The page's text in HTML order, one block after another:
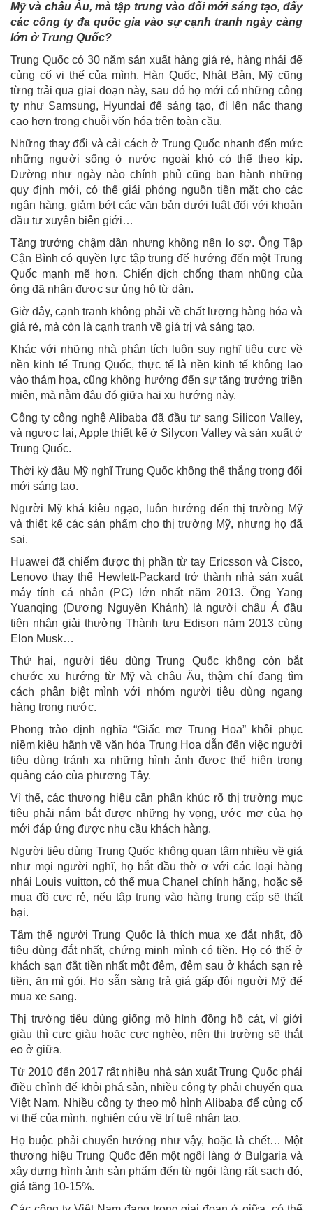
Mỹ và châu Âu, mà tập trung vào đổi mới sáng tạo, đẩy
các công ty đa quốc gia vào sự cạnh tranh ngày càng
lớn ở Trung Quốc?
Trung Quốc có 30 năm sản xuất hàng giá rẻ, hàng nhái để
củng cố vị thế của mình. Hàn Quốc, Nhật Bản, Mỹ cũng
từng trải qua giai đoạn này, sau đó họ mới có những công
ty như Samsung, Hyundai để sáng tạo, đi lên nấc thang
cao hơn trong chuỗi vốn hóa trên toàn cầu.
Những thay đổi và cải cách ở Trung Quốc nhanh đến mức
những người sống ở nước ngoài khó có thể theo kịp.
Dường như ngày nào chính phủ cũng ban hành những
quy định mới, có thể giải phóng nguồn tiền mặt cho các
ngân hàng, giảm bớt các văn bản dưới luật đối với khoản
đầu tư xuyên biên giới…
Tăng trưởng chậm dần nhưng không nên lo sợ. Ông Tập
Cận Bình có quyền lực tập trung để hướng đến một Trung
Quốc mạnh mẽ hơn. Chiến dịch chống tham nhũng của
ông đã nhận được sự ủng hộ từ dân.
Giờ đây, cạnh tranh không phải về chất lượng hàng hóa và
giá rẻ, mà còn là cạnh tranh về giá trị và sáng tạo.
Khác với những nhà phân tích luôn suy nghĩ tiêu cực về
nền kinh tế Trung Quốc, thực tế là nền kinh tế không lao
vào thảm họa, cũng không hướng đến sự tăng trưởng triền
miên, mà nằm đâu đó giữa hai xu hướng này.
Công ty công nghệ Alibaba đã đầu tư sang Silicon Valley,
và ngược lại, Apple thiết kế ở Silycon Valley và sản xuất ở
Trung Quốc.
Thời kỳ đầu Mỹ nghĩ Trung Quốc không thể thắng trong đổi
mới sáng tạo.
Người Mỹ khá kiêu ngạo, luôn hướng đến thị trường Mỹ
và thiết kế các sản phẩm cho thị trường Mỹ, nhưng họ đã
sai.
Huawei đã chiếm được thị phần từ tay Ericsson và Cisco,
Lenovo thay thế Hewlett-Packard trở thành nhà sản xuất
máy tính cá nhân (PC) lớn nhất năm 2013. Ông Yang
Yuanqing (Dương Nguyên Khánh) là người châu Á đầu
tiên nhận giải thưởng Thành tựu Edison năm 2013 cùng
Elon Musk…
Thứ hai, người tiêu dùng Trung Quốc không còn bắt
chước xu hướng từ Mỹ và châu Âu, thậm chí đang tìm
cách phân biệt mình với nhóm người tiêu dùng ngang
hàng trong nước.
Phong trào định nghĩa “Giấc mơ Trung Hoa” khôi phục
niềm kiêu hãnh về văn hóa Trung Hoa dẫn đến việc người
tiêu dùng tránh xa những hình ảnh được thể hiện trong
quảng cáo của phương Tây.
Vì thế, các thương hiệu cần phân khúc rõ thị trường mục
tiêu phải nắm bắt được những hy vọng, ước mơ của họ
mới đáp ứng được nhu cầu khách hàng.
Người tiêu dùng Trung Quốc không quan tâm nhiều về giá
như mọi người nghĩ, họ bắt đầu thờ ơ với các loại hàng
nhái Louis vuitton, có thể mua Chanel chính hãng, hoặc sẽ
mua đồ cực rẻ, nếu tập trung vào hàng trung cấp sẽ thất
bại.
Tâm thế người Trung Quốc là thích mua xe đắt nhất, đồ
tiêu dùng đắt nhất, chứng minh mình có tiền. Họ có thể ở
khách sạn đắt tiền nhất một đêm, đêm sau ở khách sạn rẻ
tiền, ăn mì gói. Họ sẵn sàng trả giá gấp đôi người Mỹ để
mua xe sang.
Thị trường tiêu dùng giống mô hình đồng hồ cát, vì giới
giàu thì cực giàu hoặc cực nghèo, nên thị trường sẽ thắt
eo ở giữa.
Từ 2010 đến 2017 rất nhiều nhà sản xuất Trung Quốc phải
điều chỉnh để khỏi phá sản, nhiều công ty phải chuyển qua
Việt Nam. Nhiều công ty theo mô hình Alibaba để củng cố
vị thế của mình, nghiên cứu về trí tuệ nhân tạo.
Họ buộc phải chuyển hướng như vậy, hoặc là chết… Một
thương hiệu Trung Quốc đến một ngôi làng ở Bulgaria và
xây dựng hình ảnh sản phẩm đến từ ngôi làng rất sạch đó,
giá tăng 10-15%.